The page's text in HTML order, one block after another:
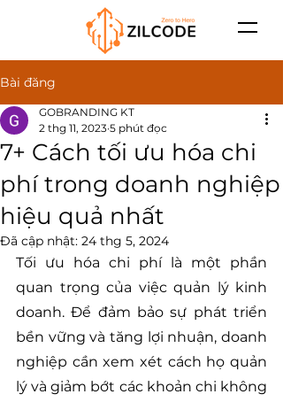
Bài đăng
7+ Cách tối ưu hóa chi
phí trong doanh nghiệp
hiệu quả nhất
GOBRANDING KT
2 thg 11, 2023 5 phút đọc
Đã cập nhật: 24 thg 5, 2024
Tối ưu hóa chi phí là một phần
quan trọng của việc quản lý kinh
doanh. Để đảm bảo sự phát triển
bền vững và tăng lợi nhuận, doanh
nghiệp cần xem xét cách họ quản
lý và giảm bớt các khoản chi không